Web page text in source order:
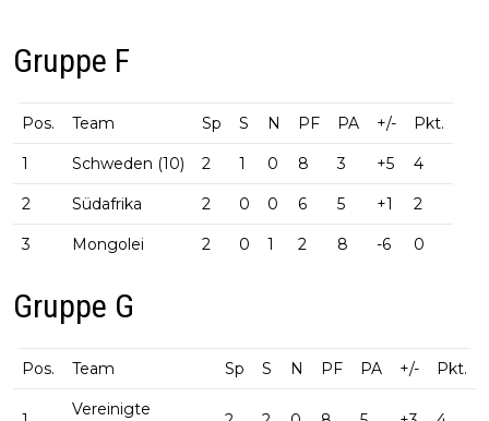
Gruppe F
Pos. Team Sp S N PF PA +/- Pkt.
1 Schweden (10) 2 1 0 8 3 +5 4
2 Südafrika 2 0 0 6 5 +1 2
3 Mongolei 2 0 1 2 8 -6 0
Gruppe G
Pos. Team Sp S N PF PA +/- Pkt.
Vereinigte